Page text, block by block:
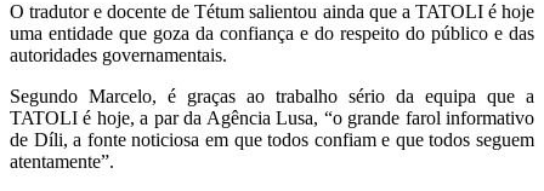
O tradutor e docente de Tétum salientou ainda que a TATOLI é hoje
uma entidade que goza da confiança e do respeito do público e das
autoridades governamentais.
Segundo Marcelo, é graças ao trabalho sério da equipa que a
TATOLI é hoje, a par da Agência Lusa, “o grande farol informativo
de Díli, a fonte noticiosa em que todos confiam e que todos seguem
atentamente”.